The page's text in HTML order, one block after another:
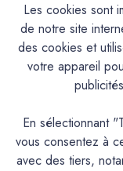
Couleur
2,70€
Les cookies sont
de notre site
des cookies et
votre appareil
En sélectionnant
vous consentez à
avec des tiers,